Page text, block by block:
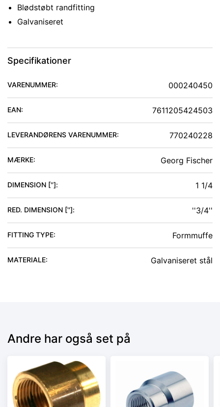
Blødstøbt randfitting
Galvaniseret
Specifikationer
VARENUMMER: 000240450
EAN: 7611205424503
LEVERANDØRENS VARENUMMER: 770240228
MÆRKE: Georg Fischer
DIMENSION ['']: 1 1/4
RED. DIMENSION ['']: ''3/4''
FITTING TYPE: Formmuffe
MATERIALE: Galvaniseret stål
Andre har også set på